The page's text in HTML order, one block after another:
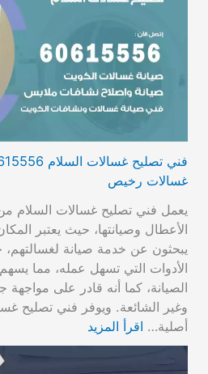
غسالات رخيص
يعمل فني تصليح غسالات السلام
الأعطال وصيانتها، حيث يعتبر
يبحثون عن خدمة صيانة لغسالتهم،
الأدوات التي تسهل عمله، مما
الصيانة، كما أنه قادر على مواجهة
وغير الشائعة. ويوفر فني تصليح
أصلية… اقرأ المزيد